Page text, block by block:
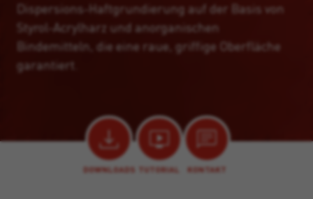
Dispersions-Haftgrundierung auf der Basis von
Styrol-Acrylharz und anorganischen
Bindemitteln, die eine raue, griffige Oberfläche
garantiert.
DOWNLOADS TUTORIAL KONTAKT